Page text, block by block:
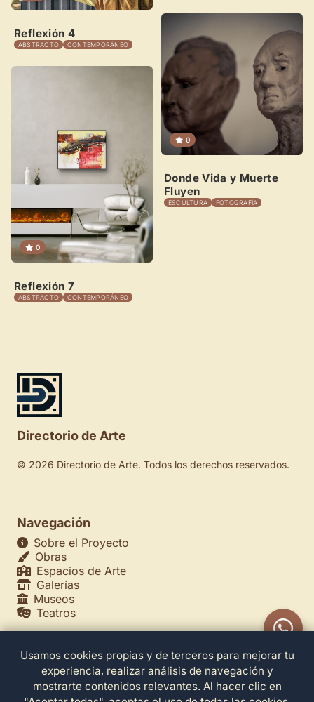
Reflexión 4
ABSTRACTO CONTEMPORÁNEO
0
Reflexión 7
ABSTRACTO CONTEMPORÁNEO
0
Donde Vida y Muerte
Fluyen
ESCULTURA FOTOGRAFÍA
Directorio de Arte
© 2026 Directorio de Arte. Todos los derechos reservados.
Navegación
Sobre el Proyecto
Obras
Espacios de Arte
Galerías
Museos
Teatros
Legales
Política de Privacidad
Política de Cookies
Usamos cookies propias y de terceros para mejorar tu
experiencia, realizar análisis de navegación y
mostrarte contenidos relevantes. Al hacer clic en